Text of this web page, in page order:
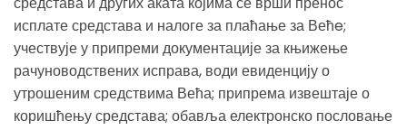
исплате средстава и налоге за плаћање за Већe;
учествује у припреми документације за књижење
рачуноводствених исправа, води евиденцију о
утрошеним средствима Већа; припрема извештаје о
коришћењу средстава; обавља електронско пословање